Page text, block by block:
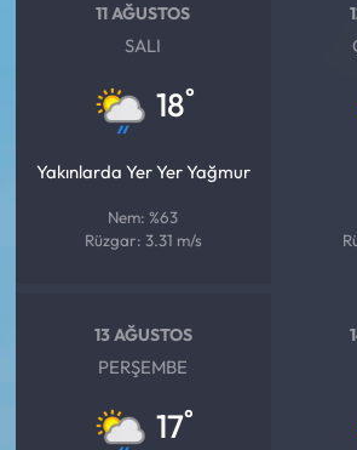
11 AĞUSTOS
SALI
18°
Yakınlarda Yer Yer Yağmur
Nem: %63
Rüzgar: 3.31 m/s
13 AĞUSTOS
PERŞEMBE
17°